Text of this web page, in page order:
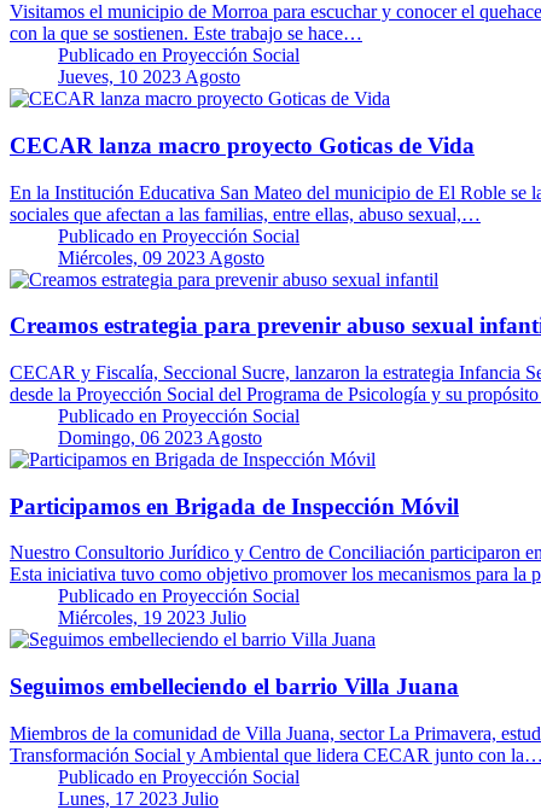
Visitamos el municipio de Morroa para escuchar y conocer el
con la que se sostienen. Este trabajo se hace…
Publicado en Proyección Social
Jueves, 10 2023 Agosto
CECAR lanza macro proyecto Goticas de Vida
En la Institución Educativa San Mateo del municipio de El Roble se
sociales que afectan a las familias, entre ellas, abuso sexual,…
Publicado en Proyección Social
Miércoles, 09 2023 Agosto
Creamos estrategia para prevenir abuso sexual
CECAR y Fiscalía, Seccional Sucre, lanzaron la estrategia Infancia
desde la Proyección Social del Programa de Psicología y su
Publicado en Proyección Social
Domingo, 06 2023 Agosto
Participamos en Brigada de Inspección Móvil
Nuestro Consultorio Jurídico y Centro de Conciliación participaron
Esta iniciativa tuvo como objetivo promover los mecanismos para la
Publicado en Proyección Social
Miércoles, 19 2023 Julio
Seguimos embelleciendo el barrio Villa Juana
Miembros de la comunidad de Villa Juana, sector La Primavera,
Transformación Social y Ambiental que lidera CECAR junto con
Publicado en Proyección Social
Lunes, 17 2023 Julio